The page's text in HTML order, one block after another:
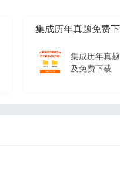
集成历年真题免费
集成历年真
及免费下载